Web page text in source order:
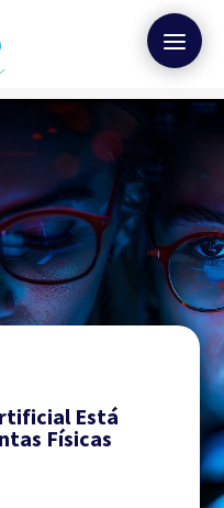
Está
Físicas